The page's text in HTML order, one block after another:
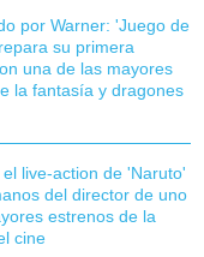
por Warner: 'Juego de
su primera
una de las mayores
la fantasía y dragones
el live-action de 'Naruto'
del director de uno
estrenos de la
cine